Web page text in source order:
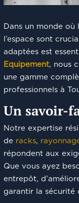
Dans un monde où
l’espace sont
adaptées est
Equipement, nous
une gamme
professionnels à
Un savoir-
Notre expertise
de racks,
répondent aux
Que vous ayez
entrepôt,
garantir la sécurité